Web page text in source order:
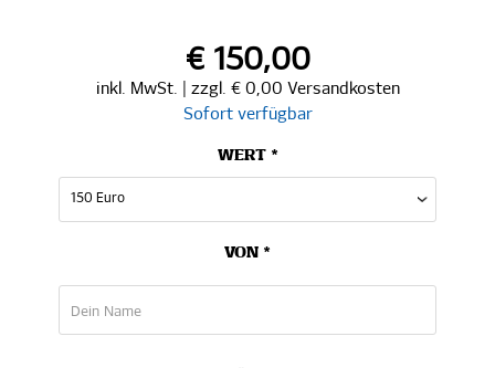
€ 150,00
inkl. MwSt. | zzgl. € 0,00 Versandkosten
Sofort verfügbar
WERT *
VON *